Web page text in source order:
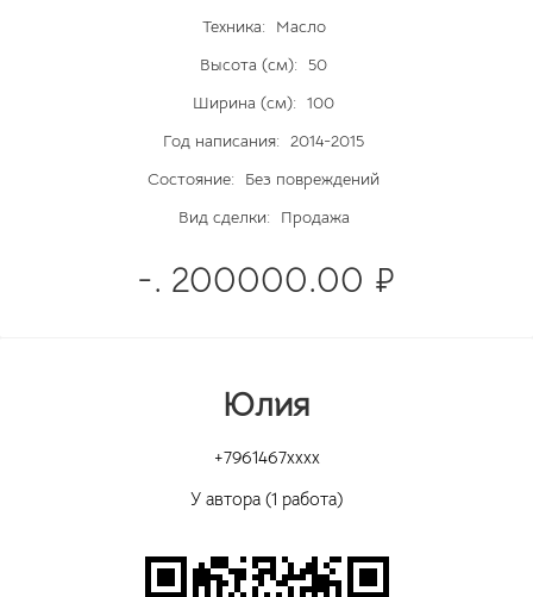
Техника:
Масло
Высота (см):
50
Ширина (см): 100
Год написания: 2014-2015
Состояние:
Без повреждений
Вид сделки:
Продажа
-. 200000.00 ₽
Юлия
+7961467xxxx
У автора (1 работа)